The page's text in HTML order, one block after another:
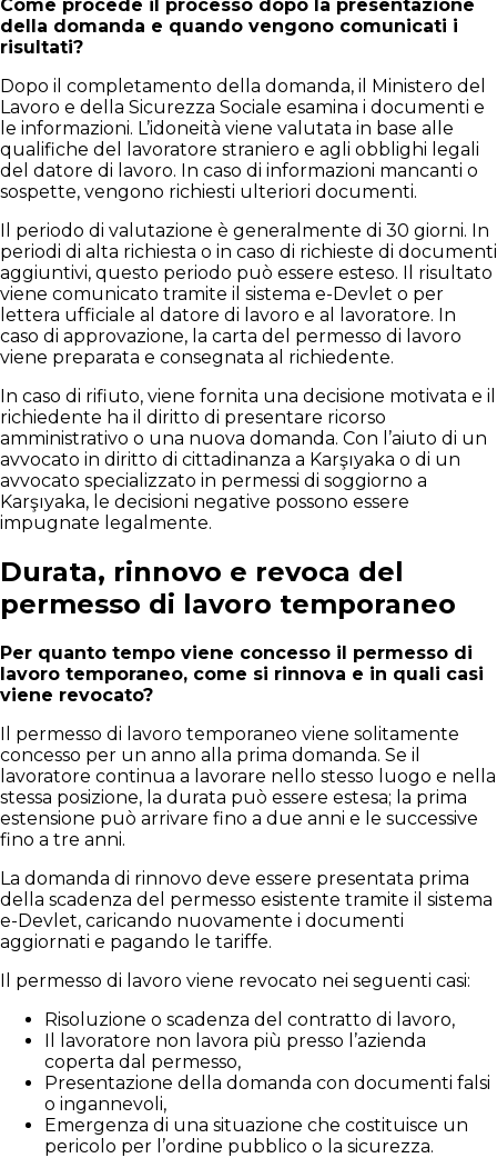
Come procede il processo dopo la presentazione
della domanda e quando vengono comunicati i
risultati?
Dopo il completamento della domanda, il Ministero del
Lavoro e della Sicurezza Sociale esamina i documenti e
le informazioni. L’idoneità viene valutata in base alle
qualifiche del lavoratore straniero e agli obblighi legali
del datore di lavoro. In caso di informazioni mancanti o
sospette, vengono richiesti ulteriori documenti.
Il periodo di valutazione è generalmente di 30 giorni. In
periodi di alta richiesta o in caso di richieste di documenti
aggiuntivi, questo periodo può essere esteso. Il risultato
viene comunicato tramite il sistema e-Devlet o per
lettera ufficiale al datore di lavoro e al lavoratore. In
caso di approvazione, la carta del permesso di lavoro
viene preparata e consegnata al richiedente.
In caso di rifiuto, viene fornita una decisione motivata e il
richiedente ha il diritto di presentare ricorso
amministrativo o una nuova domanda. Con l’aiuto di un
avvocato in diritto di cittadinanza a Karşıyaka o di un
avvocato specializzato in permessi di soggiorno a
Karşıyaka, le decisioni negative possono essere
impugnate legalmente.
Durata, rinnovo e revoca del
permesso di lavoro temporaneo
Per quanto tempo viene concesso il permesso di
lavoro temporaneo, come si rinnova e in quali casi
viene revocato?
Il permesso di lavoro temporaneo viene solitamente
concesso per un anno alla prima domanda. Se il
lavoratore continua a lavorare nello stesso luogo e nella
stessa posizione, la durata può essere estesa; la prima
estensione può arrivare fino a due anni e le successive
fino a tre anni.
La domanda di rinnovo deve essere presentata prima
della scadenza del permesso esistente tramite il sistema
e-Devlet, caricando nuovamente i documenti
aggiornati e pagando le tariffe.
Il permesso di lavoro viene revocato nei seguenti casi:
Risoluzione o scadenza del contratto di lavoro,
Il lavoratore non lavora più presso l’azienda
coperta dal permesso,
Presentazione della domanda con documenti falsi
o ingannevoli,
Emergenza di una situazione che costituisce un
pericolo per l’ordine pubblico o la sicurezza.